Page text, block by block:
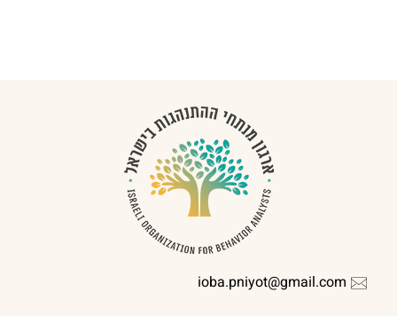
ioba.pniyot@gmail.com